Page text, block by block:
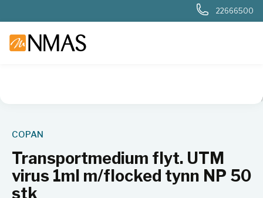
22666500
COPAN
Transportmedium flyt. UTM
virus 1ml m/flocked tynn NP 50
stk